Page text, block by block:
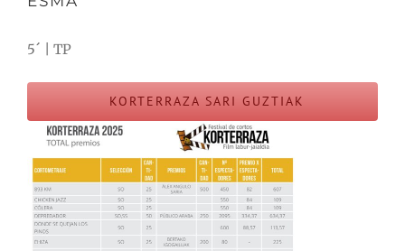
5´ | TP
KORTERRAZA SARI GUZTIAK